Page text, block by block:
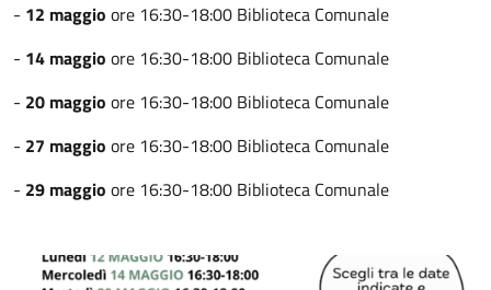
- 12 maggio ore 16:30-18:00 Biblioteca Comunale
- 14 maggio ore 16:30-18:00 Biblioteca Comunale
- 20 maggio ore 16:30-18:00 Biblioteca Comunale
- 27 maggio ore 16:30-18:00 Biblioteca Comunale
- 29 maggio ore 16:30-18:00 Biblioteca Comunale